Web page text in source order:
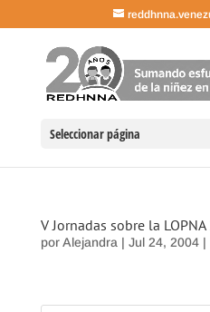
Seleccionar página
V Jornadas sobre la
porAlejandra | Jul 24, 2004|